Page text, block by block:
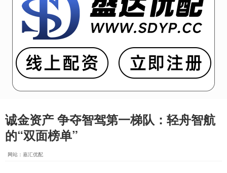
诚金资产 争夺智驾第一梯队：轻舟智航
的“双面榜单”
网站：嘉汇优配